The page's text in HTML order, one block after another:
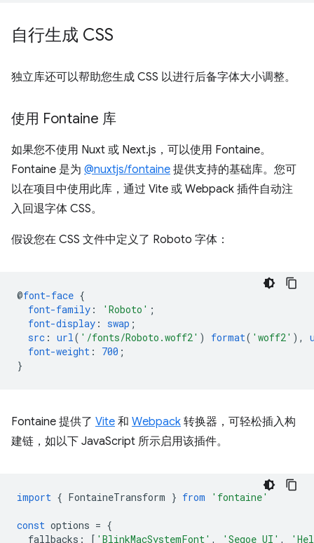
自行生成 CSS
独立库还可以帮助您生成 CSS 以进行后备字体大小调整。
使用 Fontaine 库
如果您不使用 Nuxt 或 Next.js，可以使用 Fontaine。
Fontaine 是为 @nuxtjs/fontaine 提供支持的基础库。您可
以在项目中使用此库，通过 Vite 或 Webpack 插件自动注
入回退字体 CSS。
假设您在 CSS 文件中定义了 Roboto 字体：
@font-face {
font-family : 'Roboto' ;
font-display : swap ;
src : url( '/fonts/Roboto.woff2' ) format( 'woff2' ),
font-weight : 700 ;
}
Fontaine 提供了 Vite 和 Webpack 转换器，可轻松插入构
建链，如以下 JavaScript 所示启用该插件。
import { FontaineTransform } from 'fontaine'
const options = {
fallbacks : [ 'BlinkMacSystemFont' , 'Segoe UI' ,